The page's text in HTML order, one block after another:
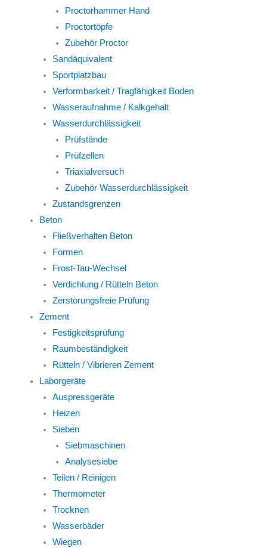
Proctorhammer Hand
Proctortöpfe
Zubehör Proctor
Sandäquivalent
Sportplatzbau
Verformbarkeit / Tragfähigkeit Boden
Wasseraufnahme / Kalkgehalt
Wasserdurchlässigkeit
Prüfstände
Prüfzellen
Triaxialversuch
Zubehör Wasserdurchlässigkeit
Zustandsgrenzen
Beton
Fließverhalten Beton
Formen
Frost-Tau-Wechsel
Verdichtung / Rütteln Beton
Zerstörungsfreie Prüfung
Zement
Festigkeitsprüfung
Raumbeständigkeit
Rütteln / Vibrieren Zement
Laborgeräte
Auspressgeräte
Heizen
Sieben
Siebmaschinen
Analysesiebe
Teilen / Reinigen
Thermometer
Trocknen
Wasserbäder
Wiegen